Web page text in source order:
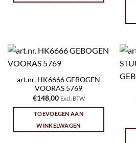
art.nr. HK6666 GEBOGEN
VOORAS 5769
€148,00 Excl. BTW
TOEVOEGEN AAN
WINKELWAGEN